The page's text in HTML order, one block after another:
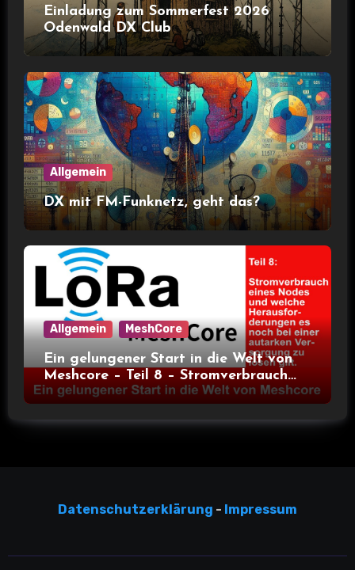
Einladung zum Sommerfest 2026
Odenwald DX Club
Allgemein
DX mit FM-Funknetz, geht das?
Allgemein MeshCore
Ein gelungener Start in die Welt von
Meshcore – Teil 8 – Stromverbrauch
bei verschiedenen Nodes
Datenschutzerklärung - Impressum